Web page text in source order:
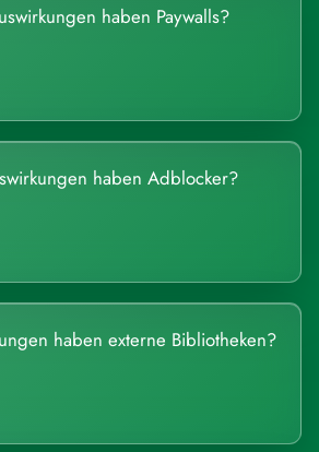
haben Paywalls?
haben Adblocker?
haben externe Bibliotheken?